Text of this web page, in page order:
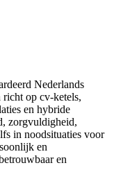
Nederlands
op cv‑ketels,
en hybride
zorgvuldigheid,
in noodsituaties voor
en
en